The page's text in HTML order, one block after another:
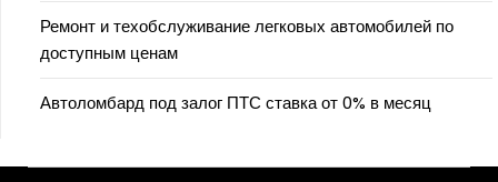
Ремонт и техобслуживание легковых автомобилей по
доступным ценам
Автоломбард под залог ПТС ставка от 0% в месяц